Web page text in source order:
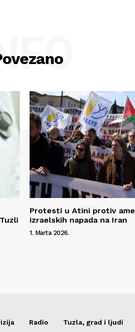
Protesti u Atini protiv
izraelskih napada na Iran
1. Marta 2026.
Radio Tuzla, grad i ljudi